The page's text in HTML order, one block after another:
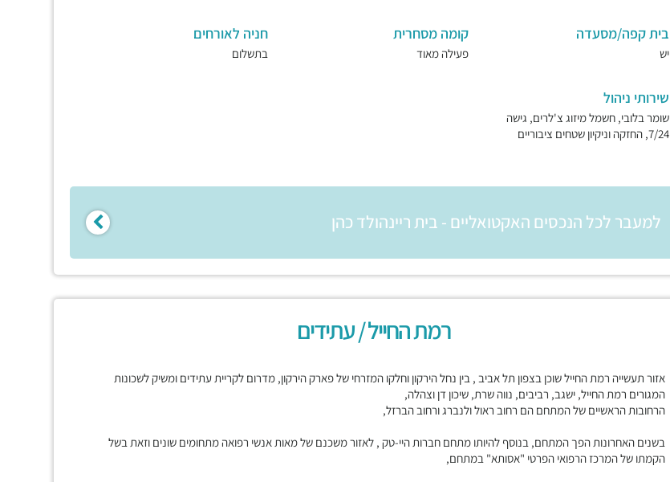
בית קפה/מסעדה
יש
קומה מסחרית
פעילה מאוד
חניה לאורחים
בתשלום
שירותי ניהול
שומר בלובי, חשמל מיזוג צ'לרים, גישה
7/24, החזקה וניקיון שטחים ציבוריים
למעבר לכל הנכסים האקטואליים - בית ריינהולד כהן
רמת החייל / עתידים
אזור תעשייה רמת החייל שוכן בצפון תל אביב , בין נחל הירקון וחלקו המזרחי של פארק הירקון, מדרום לקריית עתידים ומשיק לשכונות
המגורים רמת החייל, ישגב, רביבים, נווה שרת, שיכון דן וצהלה,
הרחובות הראשיים של המתחם הם רחוב ראול ולנברג ורחוב הברזל,
בשנים האחרונות הפך המתחם, בנוסף להיותו מתחם חברות היי-טק , לאזור משכנם של מאות אנשי רפואה מתחומים שונים וזאת בשל
הקמתו של המרכז הרפואי הפרטי "אסותא" במתחם,